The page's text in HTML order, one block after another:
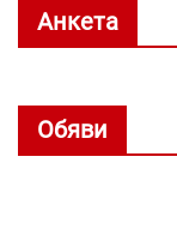
Анкета
Обяви